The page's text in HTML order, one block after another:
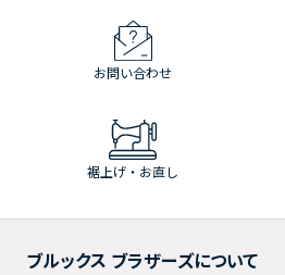
お問い合わせ
裾上げ・お直し
ブルックス ブラザーズについて